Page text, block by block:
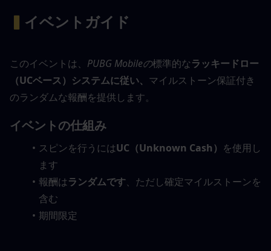
▍ イベントガイド
このイベントは、 PUBG Mobileの標準的なラッキードロー
（UCベース）システムに従い、 マイルストーン保証付き
のランダムな報酬を提供します。
イベントの仕組み
スピンを行うにはUC（Unknown Cash） を使用し
ます
報酬はランダムです、ただし確定マイルストーンを
含む
期間限定